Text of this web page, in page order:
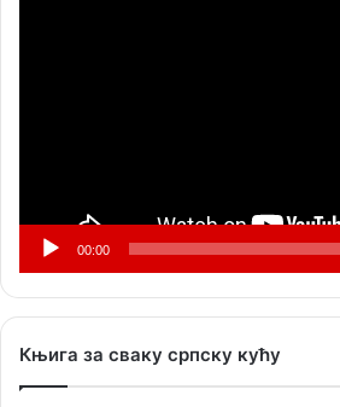
00:00
Књига за сваку српску кућу